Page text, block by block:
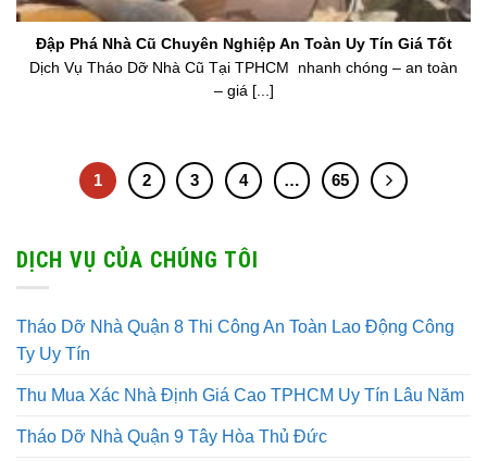
Đập Phá Nhà Cũ Chuyên Nghiệp An Toàn Uy Tín Giá Tốt
Dịch Vụ Tháo Dỡ Nhà Cũ Tại TPHCM nhanh chóng – an toàn
– giá [...]
1 2 3 4 … 65
DỊCH VỤ CỦA CHÚNG TÔI
Tháo Dỡ Nhà Quận 8 Thi Công An Toàn Lao Động Công
Ty Uy Tín
Thu Mua Xác Nhà Định Giá Cao TPHCM Uy Tín Lâu Năm
Tháo Dỡ Nhà Quận 9 Tây Hòa Thủ Đức